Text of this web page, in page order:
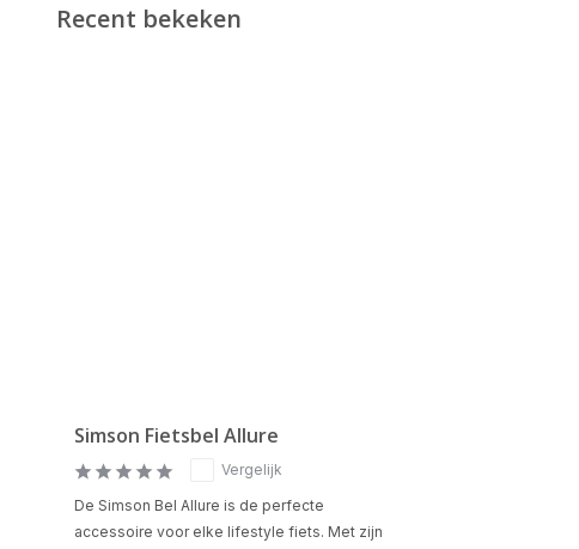
Recent bekeken
Simson Fietsbel Allure
Vergelijk
De Simson Bel Allure is de perfecte
accessoire voor elke lifestyle fiets. Met zijn